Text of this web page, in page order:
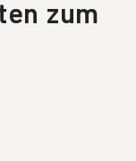
zum